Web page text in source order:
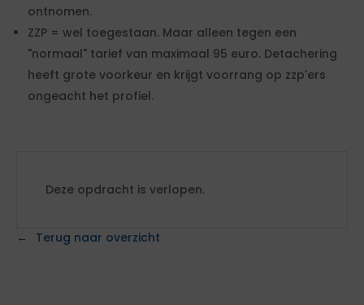
ontnomen.
ZZP = wel toegestaan. Maar alleen tegen een
"normaal" tarief van maximaal 95 euro. Detachering
heeft grote voorkeur en krijgt voorrang op zzp'ers
ongeacht het profiel.
Deze opdracht is verlopen.
Terug naar overzicht